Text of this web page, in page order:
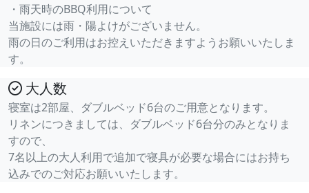
・雨天時のBBQ利用について
当施設には雨・陽よけがございません。
雨の日のご利用はお控えいただきますようお願いいたしま
す。
大人数
寝室は2部屋、ダブルベッド6台のご用意となります。
リネンにつきましては、ダブルベッド6台分のみとなりま
すので、
7名以上の大人利用で追加で寝具が必要な場合にはお持ち
込みでのご対応お願いいたします。